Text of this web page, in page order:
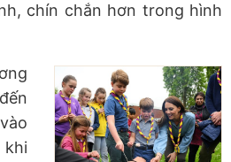
chín chắn hơn trong hình
khi